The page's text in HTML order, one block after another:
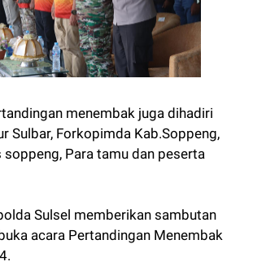
menembak juga dihadiri
Sulbar, Forkopimda Kab.Soppeng,
soppeng, Para tamu dan peserta
Sulsel memberikan sambutan
acara Pertandingan Menembak